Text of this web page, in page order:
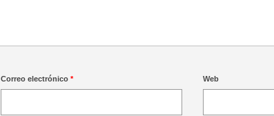
Correo electrónico* Web